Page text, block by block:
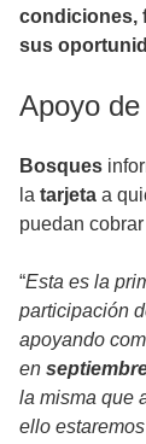
condiciones,
sus
Apoyo
Bosques
la tarjeta a
puedan
“Esta es la
participación
apoyando
en
la misma que
ello estaremos